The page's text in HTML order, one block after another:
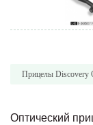
Прицелы Discovery
Оптический